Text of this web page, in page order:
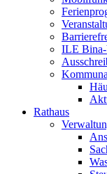
ILE
Rathaus